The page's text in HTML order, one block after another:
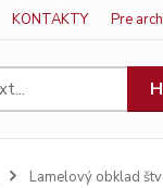
KONTAKTY Pre
Lamelový obklad